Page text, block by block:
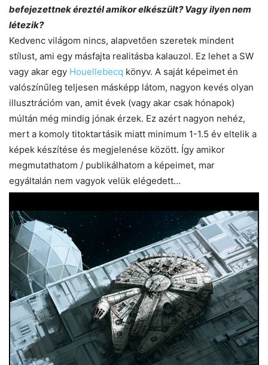
befejezettnek éreztél amikor elkészült? Vagy ilyen nem
létezik?
Kedvenc világom nincs, alapvetően szeretek mindent
stílust, ami egy másfajta realitásba kalauzol. Ez lehet a SW
vagy akar egy Houellebecq könyv. A saját képeimet én
valószínűleg teljesen másképp látom, nagyon kevés olyan
illusztrációm van, amit évek (vagy akar csak hónapok)
múltán még mindig jónak érzek. Ez azért nagyon nehéz,
mert a komoly titoktartásik miatt minimum 1-1.5 év eltelik a
képek készítése és megjelenése között. Így amikor
megmutathatom / publikálhatom a képeimet, mar
egyáltalán nem vagyok velük elégedett…